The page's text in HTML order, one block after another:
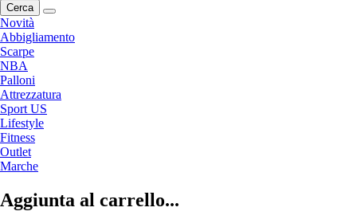
Cerca
Novità
Abbigliamento
Scarpe
NBA
Palloni
Attrezzatura
Sport US
Lifestyle
Fitness
Outlet
Marche
Aggiunta al carrello...